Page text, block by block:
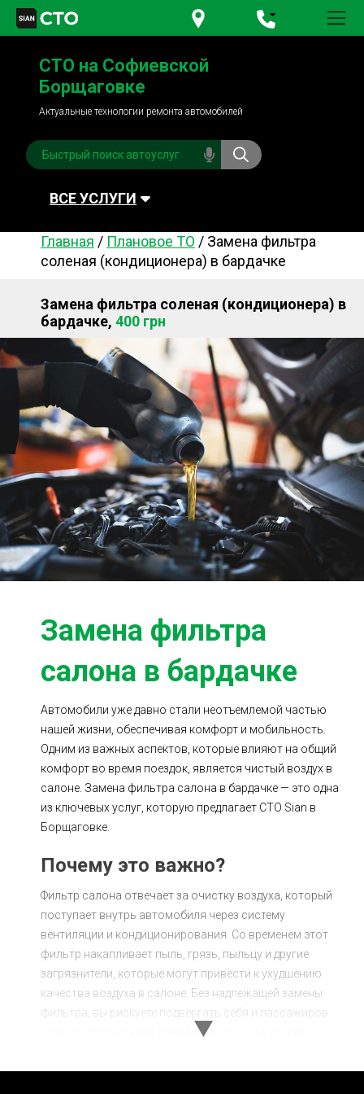
+380 95781-84-84
+380 98791-84-84
СТО на Софиевской
Борщаговке
Актуальные технологии ремонта автомобилей
ВСЕ УСЛУГИ
Автомойка Плановое ТО
Акамуляторы
Обслуживание
Система охлаждения
Диагностика
Ходовая часть Сцепление
ГРМ Шиномонтаж
Запчасти Двигатель
Тормозная система Замена Ремней
Главная / Плановое ТО / Замена фильтра
соленая (кондиционера) в бардачке
Замена фильтра соленая (кондиционера) в
бардачке, 400 грн
Замена фильтра
салона в бардачке
Автомобили уже давно стали неотъемлемой частью
нашей жизни, обеспечивая комфорт и мобильность.
Одним из важных аспектов, которые влияют на общий
комфорт во время поездок, является чистый воздух в
салоне. Замена фильтра салона в бардачке — это одна
из ключевых услуг, которую предлагает СТО Sian в
Борщаговке.
Почему это важно?
Фильтр салона отвечает за очистку воздуха, который
поступает внутрь автомобиля через систему
вентиляции и кондиционирования. Со временем этот
фильтр накапливает пыль, грязь, пыльцу и другие
загрязнители, которые могут привести к ухудшению
качества воздуха в салоне. Без надлежащей замены
фильтра, вы рискуете подвергать себя и пассажиров
опасности вдыхания вредных частиц, что может
другие неудобства.